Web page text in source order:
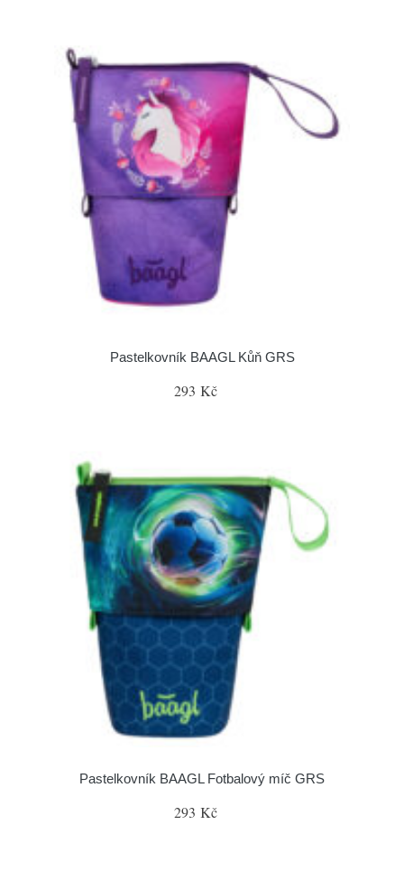
Pastelkovník BAAGL Kůň GRS
293 Kč
Pastelkovník BAAGL Fotbalový míč GRS
293 Kč